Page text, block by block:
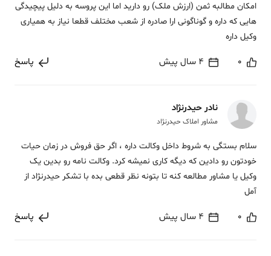
امکان مطالبه ثمن (ارزش ملک) رو دارید اما این پروسه به دلیل پیچیدگی
هایی که داره و گوناگونی ارا صادره از شعب مختلف قطعا نیاز به همیاری
وکیل داره
0 4 سال پیش پاسخ
نادر حیدرنژاد
مشاور املاک حیدرنژاد
سلام بستگی به شروط داخل وکالت داره ، اگر حق فروش در زمان حیات
خودتون رو دادین که دیگه کاری نمیشه کرد. وکالت نامه رو بدین یک
وکیل یا مشاور مطالعه کنه تا بتونه نظر قطعی بده با تشکر حیدرنژاد از
آمل
0 4 سال پیش پاسخ